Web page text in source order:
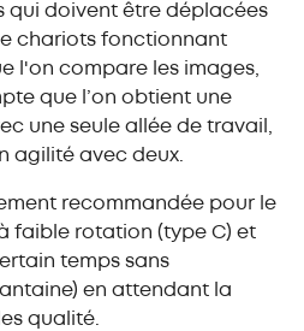
qui doivent être déplacées
chariots fonctionnant
l'on compare les images,
que l’on obtient une
une seule allée de travail,
agilité avec deux.
recommandée pour le
faible rotation (type C) et
temps sans
en attendant la
qualité.